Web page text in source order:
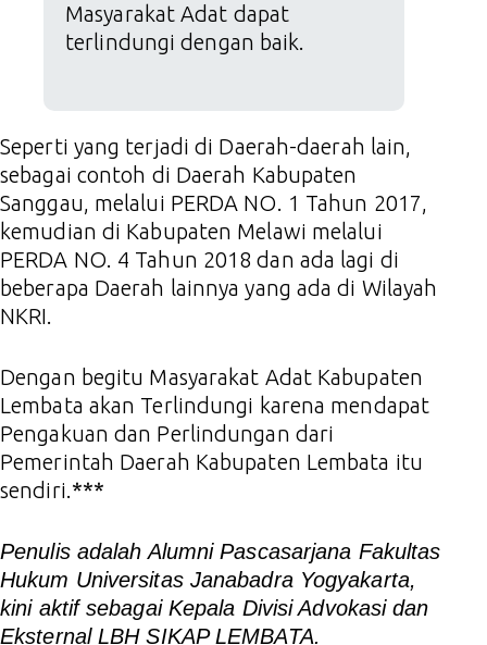
Masyarakat Adat dapat
terlindungi dengan baik.
Seperti yang terjadi di Daerah-daerah lain,
sebagai contoh di Daerah Kabupaten
Sanggau, melalui PERDA NO. 1 Tahun 2017,
kemudian di Kabupaten Melawi melalui
PERDA NO. 4 Tahun 2018 dan ada lagi di
beberapa Daerah lainnya yang ada di Wilayah
NKRI.
Dengan begitu Masyarakat Adat Kabupaten
Lembata akan Terlindungi karena mendapat
Pengakuan dan Perlindungan dari
Pemerintah Daerah Kabupaten Lembata itu
sendiri.***
Penulis adalah Alumni Pascasarjana Fakultas
Hukum Universitas Janabadra Yogyakarta,
kini aktif sebagai Kepala Divisi Advokasi dan
Eksternal LBH SIKAP LEMBATA.